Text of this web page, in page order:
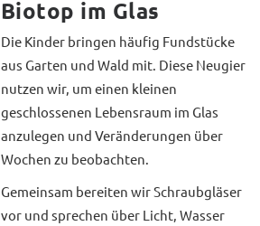
Biotop im Glas
Die Kinder bringen häufig Fundstücke
aus Garten und Wald mit. Diese Neugier
nutzen wir, um einen kleinen
geschlossenen Lebensraum im Glas
anzulegen und Veränderungen über
Wochen zu beobachten.
Gemeinsam bereiten wir Schraubgläser
vor und sprechen über Licht, Wasser